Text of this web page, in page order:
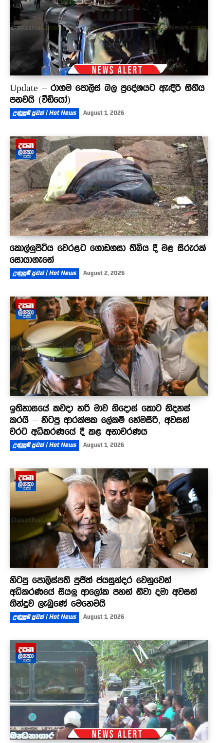
Update – රාගම පොලිස් බල ප්‍රදේශයට ඇඳිරි නීතිය
පනවයි (වීඩියෝ)
උණුසුම් පුවත් | Hot News August 1, 2026
කොල්ලුපිටිය වෙරළට ගොඩගසා තිබිය දී මළ සිරුරක්
සොයාගැනේ
උණුසුම් පුවත් | Hot News August 2, 2026
ඉතිහාසයේ කවදා හරි මාව නිදොස් කොට නිදහස්
කරයි – හිටපු ආරක්ෂක ලේකම් හේමසිරි, අවසන්
වරට අධිකරණයේ දී කළ අනාවරණය
උණුසුම් පුවත් | Hot News August 1, 2026
හිටපු පොලිස්පති පූජිත් ජයසුන්දර වෙනුවෙන්
අධිකරණයේ සියලු ආලෝක පහන් නිවා දමා අවසන්
තීන්දුව ලැබුණේ මෙහෙමයි
උණුසුම් පුවත් | Hot News August 1, 2026